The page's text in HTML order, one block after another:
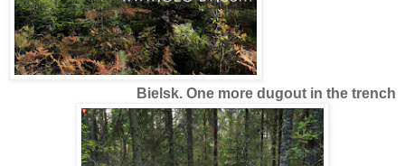
Bielsk. One more dugout in the trench